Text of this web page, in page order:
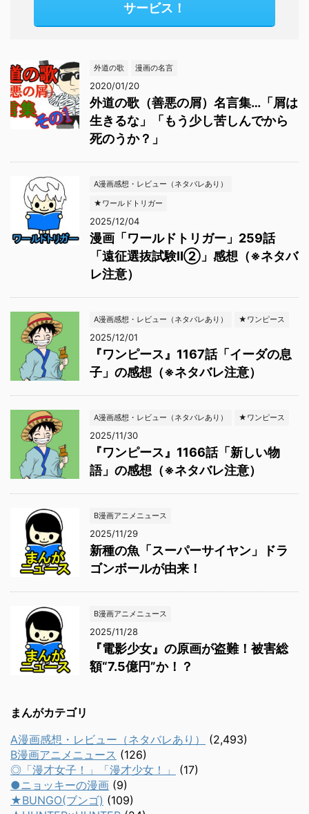
サービス！
外道の歌 漫画の名言
2020/01/20
外道の歌（善悪の屑）名言集…「屑は
生きるな」「もう少し苦しんでから
死のうか？」
A漫画感想・レビュー（ネタバレあり）
★ワールドトリガー
2025/12/04
漫画「ワールドトリガー」259話
「遠征選抜試験Ⅱ②」感想（※ネタバ
レ注意）
A漫画感想・レビュー（ネタバレあり） ★ワンピース
2025/12/01
『ワンピース』1167話「イーダの息
子」の感想（※ネタバレ注意）
A漫画感想・レビュー（ネタバレあり） ★ワンピース
2025/11/30
『ワンピース』1166話「新しい物
語」の感想（※ネタバレ注意）
B漫画アニメニュース
2025/11/29
新種の魚「スーパーサイヤン」ドラ
ゴンボールが由来！
B漫画アニメニュース
2025/11/28
『電影少女』の原画が盗難！被害総
額“7.5億円”か！？
まんがカテゴリ
A漫画感想・レビュー（ネタバレあり）
(2,493)
B漫画アニメニュース (126)
◎「漫才女子！」「漫才少女！」
(17)
●ニョッキーの漫画 (9)
★BUNGO(ブンゴ) (109)